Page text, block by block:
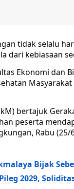
tidak selalu
dari kebiasaan
Ekonomi dan
bertajuk
peserta
Rabu (25/
Bijak
2029,